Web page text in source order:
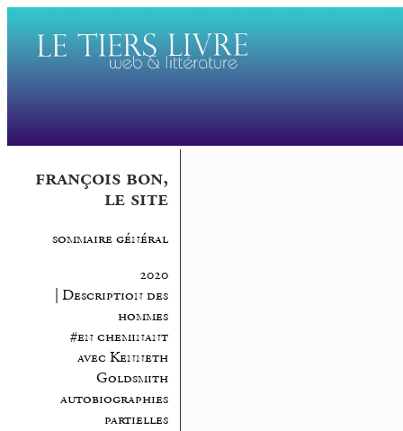
françois bon,
le site
sommaire général
2020
| Description des
hommes
#en cheminant
avec Kenneth
Goldsmith
autobiographies
partielles